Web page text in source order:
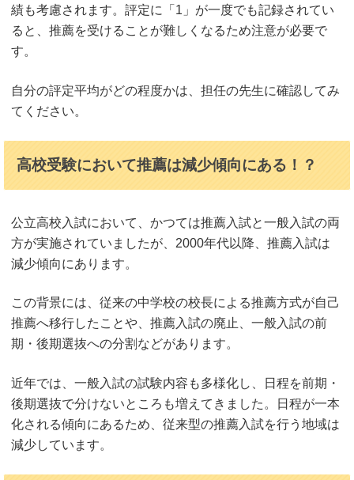
績も考慮されます。評定に「1」が一度でも記録されてい
ると、推薦を受けることが難しくなるため注意が必要で
す。
自分の評定平均がどの程度かは、担任の先生に確認してみ
てください。
高校受験において推薦は減少傾向にある！？
公立高校入試において、かつては推薦入試と一般入試の両
方が実施されていましたが、2000年代以降、推薦入試は
減少傾向にあります。
この背景には、従来の中学校の校長による推薦方式が自己
推薦へ移行したことや、推薦入試の廃止、一般入試の前
期・後期選抜への分割などがあります。
近年では、一般入試の試験内容も多様化し、日程を前期・
後期選抜で分けないところも増えてきました。日程が一本
化される傾向にあるため、従来型の推薦入試を行う地域は
減少しています。